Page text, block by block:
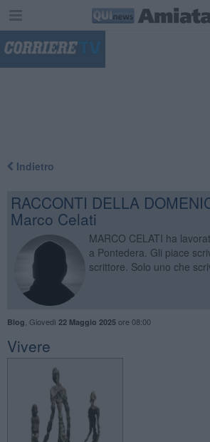
Indietro
RACCONTI DELLA
Marco Celati
MARCO CELATI ha
a Pontedera. Gli piace
scrittore. Solo uno che
Blog Giovedì 22 Maggio 2025ore 08:00
Vivere